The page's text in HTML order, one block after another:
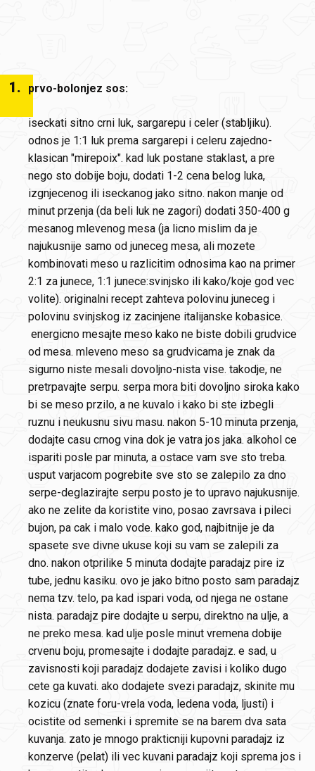
1. prvo-bolonjez sos:
iseckati sitno crni luk, sargarepu i celer (stabljiku).
odnos je 1:1 luk prema sargarepi i celeru zajedno-
klasican "mirepoix". kad luk postane staklast, a pre
nego sto dobije boju, dodati 1-2 cena belog luka,
izgnjecenog ili iseckanog jako sitno. nakon manje od
minut przenja (da beli luk ne zagori) dodati 350-400 g
mesanog mlevenog mesa (ja licno mislim da je
najukusnije samo od juneceg mesa, ali mozete
kombinovati meso u razlicitim odnosima kao na primer
2:1 za junece, 1:1 junece:svinjsko ili kako/koje god vec
volite). originalni recept zahteva polovinu juneceg i
polovinu svinjskog iz zacinjene italijanske kobasice.
energicno mesajte meso kako ne biste dobili grudvice
od mesa. mleveno meso sa grudvicama je znak da
sigurno niste mesali dovoljno-nista vise. takodje, ne
pretrpavajte serpu. serpa mora biti dovoljno siroka kako
bi se meso przilo, a ne kuvalo i kako bi ste izbegli
ruznu i neukusnu sivu masu. nakon 5-10 minuta przenja,
dodajte casu crnog vina dok je vatra jos jaka. alkohol ce
ispariti posle par minuta, a ostace vam sve sto treba.
usput varjacom pogrebite sve sto se zalepilo za dno
serpe-deglazirajte serpu posto je to upravo najukusnije.
ako ne zelite da koristite vino, posao zavrsava i pileci
bujon, pa cak i malo vode. kako god, najbitnije je da
spasete sve divne ukuse koji su vam se zalepili za
dno. nakon otprilike 5 minuta dodajte paradajz pire iz
tube, jednu kasiku. ovo je jako bitno posto sam paradajz
nema tzv. telo, pa kad ispari voda, od njega ne ostane
nista. paradajz pire dodajte u serpu, direktno na ulje, a
ne preko mesa. kad ulje posle minut vremena dobije
crvenu boju, promesajte i dodajte paradajz. e sad, u
zavisnosti koji paradajz dodajete zavisi i koliko dugo
cete ga kuvati. ako dodajete svezi paradajz, skinite mu
kozicu (znate foru-vrela voda, ledena voda, ljusti) i
ocistite od semenki i spremite se na barem dva sata
kuvanja. zato je mnogo prakticniji kupovni paradajz iz
konzerve (pelat) ili vec kuvani paradajz koji sprema jos i